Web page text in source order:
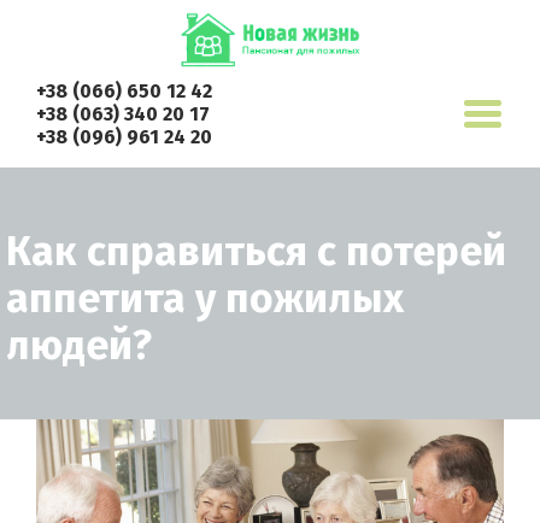
+38 (066) 650 12 42
+38 (063) 340 20 17
+38 (096) 961 24 20
Как справиться с потерей
аппетита у пожилых
людей?